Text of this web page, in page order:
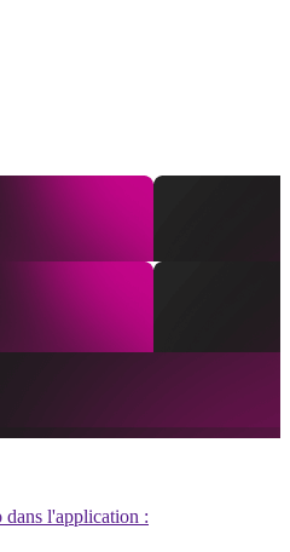
dans l'application :